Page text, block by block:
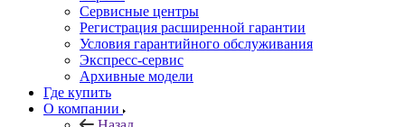
Сервисные центры
Регистрация расширенной гарантии
Условия гарантийного обслуживания
Экспресс-сервис
Архивные модели
Где купить
О компании